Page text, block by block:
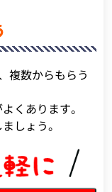
複数からもらう
くあります。
しょう。